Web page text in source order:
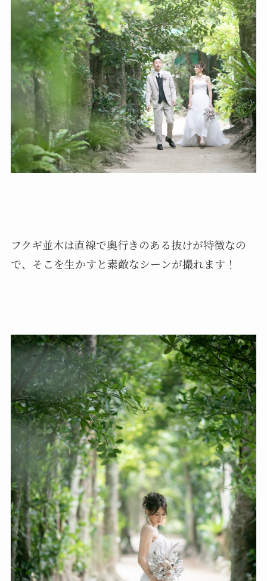
フクギ並木は直線で奥行きのある抜けが特徴なの
で、そこを生かすと素敵なシーンが撮れます！